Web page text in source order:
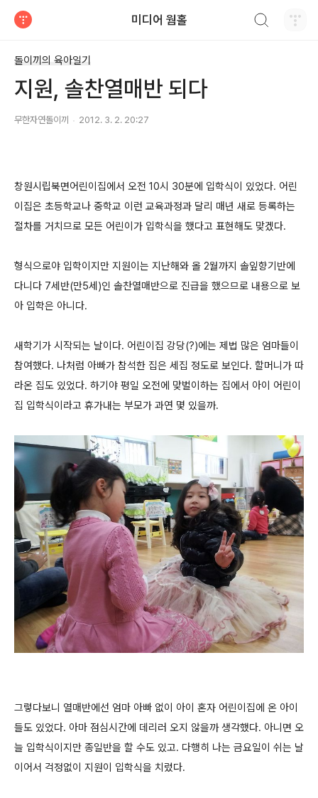
미디어 웜홀
돌이끼의 육아일기
지원, 솔찬열매반 되다
무한자연돌이끼 2012. 3. 2. 20:27
창원시립북면어린이집에서 오전 10시 30분에 입학식이 있었다. 어린
이집은 초등학교나 중학교 이런 교육과정과 달리 매년 새로 등록하는
절차를 거치므로 모든 어린이가 입학식을 했다고 표현해도 맞겠다.
형식으로야 입학이지만 지원이는 지난해와 올 2월까지 솔잎향기반에
다니다 7세반(만5세)인 솔찬열매반으로 진급을 했으므로 내용으로 보
아 입학은 아니다.
새학기가 시작되는 날이다. 어린이집 강당(?)에는 제법 많은 엄마들이
참여했다. 나처럼 아빠가 참석한 집은 세집 정도로 보인다. 할머니가 따
라온 집도 있었다. 하기야 평일 오전에 맞벌이하는 집에서 아이 어린이
집 입학식이라고 휴가내는 부모가 과연 몇 있을까.
그렇다보니 열매반에선 엄마 아빠 없이 아이 혼자 어린이집에 온 아이
들도 있었다. 아마 점심시간에 데리러 오지 않을까 생각했다. 아니면 오
늘 입학식이지만 종일반을 할 수도 있고. 다행히 나는 금요일이 쉬는 날
이어서 걱정없이 지원이 입학식을 치렀다.